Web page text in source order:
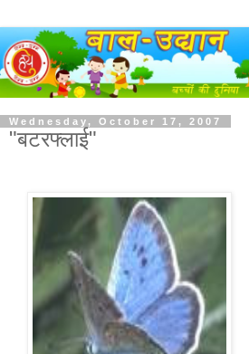
Wednesday, October 17, 2007
"बटरफ्लाई"